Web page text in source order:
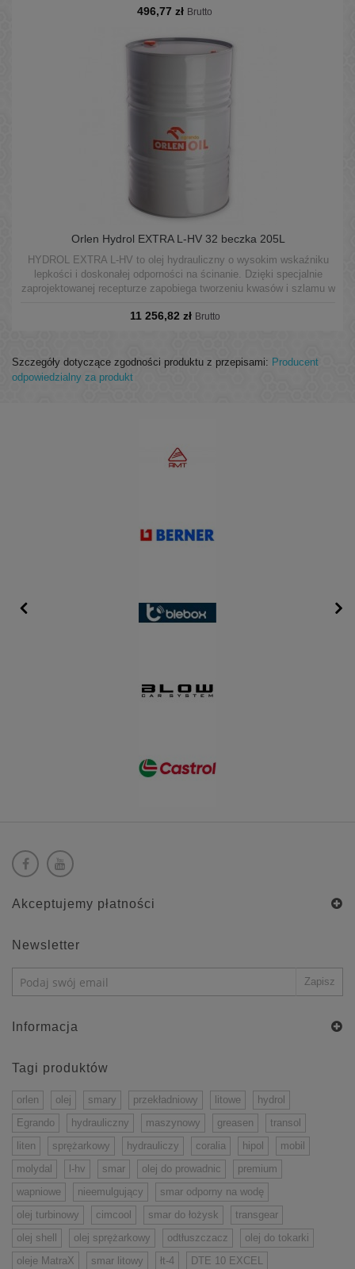
przeciwkorozyjne.
496,77 zł Brutto
Orlen Hydrol EXTRA L-HV 32 beczka 205L
HYDROL EXTRA L-HV to olej hydrauliczny o wysokim wskaźniku
lepkości i doskonałej odporności na ścinanie. Dzięki specjalnie
zaprojektowanej recepturze zapobiega tworzeniu kwasów i szlamu w
pracy i wysokich temperaturach.
11 256,82 zł Brutto
Szczegóły dotyczące zgodności produktu z przepisami: Producent
odpowiedzialny za produkt
Akceptujemy płatności
Newsletter
Informacja
Tagi produktów
orlen olej smary przekładniowy litowe
hydrol
Egrando
hydrauliczny maszynowy greasen
transol
liten
sprężarkowy hydrauliczy coralia hipol
mobil
molydal
l-hv smar olej do prowadnic
premium
wapniowe
nieemulgujący
smar odporny na wodę
olej turbinowy
cimcool smar do łożysk
transgear
olej shell
olej sprężarkowy odtłuszczacz
olej do tokarki
oleje MatraX
smar litowy łt-4 DTE 10 EXCEL